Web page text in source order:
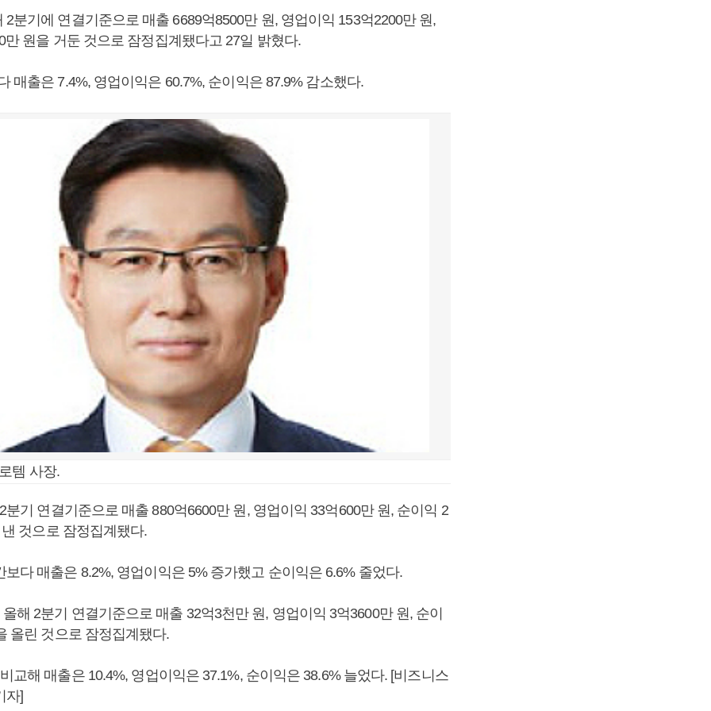
2분기에 연결기준으로 매출 6689억8500만 원, 영업이익 153억2200만 원,
만 원을 거둔 것으로 잠정집계됐다고 27일 밝혔다.
매출은 7.4%, 영업이익은 60.7%, 순이익은 87.9% 감소했다.
템 사장.
분기 연결기준으로 매출 880억6600만 원, 영업이익 33억600만 원, 순이익 2
것으로 잠정집계됐다.
보다 매출은 8.2%, 영업이익은 5% 증가했고 순이익은 6.6% 줄었다.
해 2분기 연결기준으로 매출 32억3천만 원, 영업이익 3억3600만 원, 순이
올린 것으로 잠정집계됐다.
교해 매출은 10.4%, 영업이익은 37.1%, 순이익은 38.6% 늘었다. [비즈니스
자]